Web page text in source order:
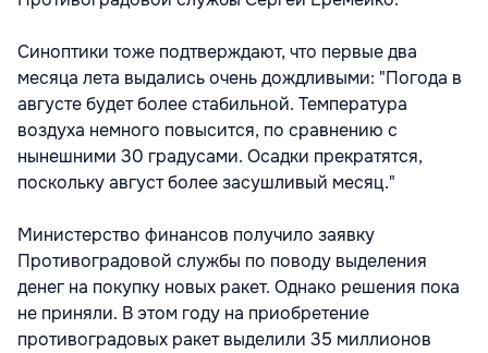
Синоптики тоже подтверждают, что первые два
месяца лета выдались очень дождливыми: "Погода в
августе будет более стабильной. Температура
воздуха немного повысится, по сравнению с
нынешними 30 градусами. Осадки прекратятся,
поскольку август более засушливый месяц."
Министерство финансов получило заявку
Противоградовой службы по поводу выделения
денег на покупку новых ракет. Однако решения пока
не приняли. В этом году на приобретение
противоградовых ракет выделили 35 миллионов